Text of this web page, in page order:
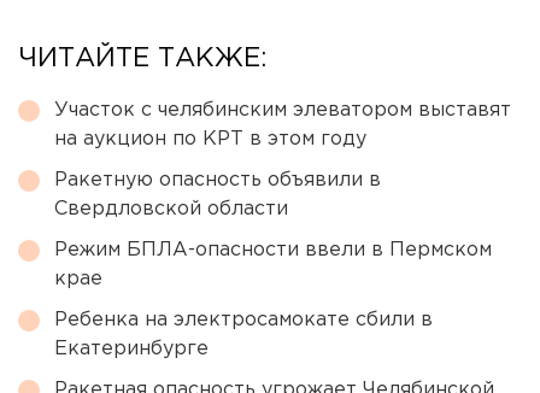
ЧИТАЙТЕ ТАКЖЕ:
Участок с челябинским элеватором выставят
на аукцион по КРТ в этом году
Ракетную опасность объявили в
Свердловской области
Режим БПЛА-опасности ввели в Пермском
крае
Ребенка на электросамокате сбили в
Екатеринбурге